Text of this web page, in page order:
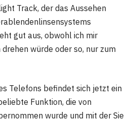
Track, der das Aussehen
gut aus, obwohl ich mir
würde oder so, nur zum
Telefons befindet sich jetzt ein
Funktion, die von
wurde und mit der Sie